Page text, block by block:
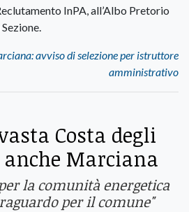
InPA, all’Albo Pretorio
avviso di selezione per istruttore
amministrativo
Costa degli
anche Marciana
la comunità energetica
per il comune"